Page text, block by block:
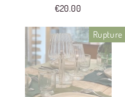
€20.00
Rupture